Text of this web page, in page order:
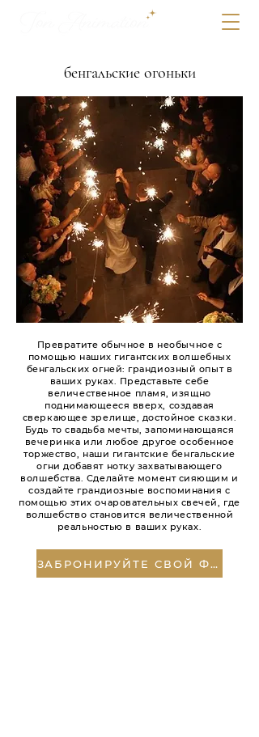
бенгальские огоньки
Превратите обычное в необычное с
помощью наших гигантских волшебных
бенгальских огней: грандиозный опыт в
ваших руках. Представьте себе
величественное пламя, изящно
поднимающееся вверх, создавая
сверкающее зрелище, достойное сказки.
Будь то свадьба мечты, запоминающаяся
вечеринка или любое другое особенное
торжество, наши гигантские бенгальские
огни добавят нотку захватывающего
волшебства. Сделайте момент сияющим и
создайте грандиозные воспоминания с
помощью этих очаровательных свечей, где
волшебство становится величественной
реальностью в ваших руках.
ЗАБРОНИРУЙТЕ СВОЙ